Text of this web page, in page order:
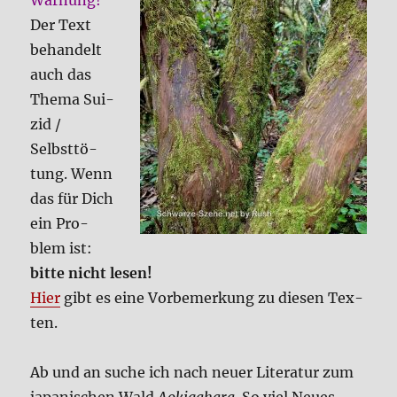
Der Text
behan­delt
auch das
The­ma Sui­
zid /
Selbst­tö­
tung. Wenn
das für Dich
ein Pro­
blem ist:
bit­te nicht lesen!
Hier gibt es eine Vor­be­mer­kung zu die­sen Tex­
ten.
Ab und an suche ich nach neu­er Lite­ra­tur zum